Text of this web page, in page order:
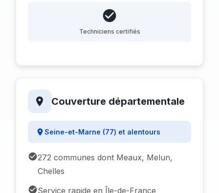
Techniciens certifiés
Couverture départementale
Seine-et-Marne (77) et alentours
272 communes dont Meaux, Melun,
Chelles
Service rapide en Île-de-France